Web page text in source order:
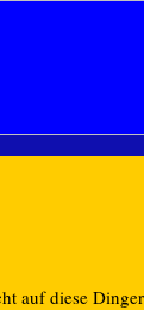
auf diese